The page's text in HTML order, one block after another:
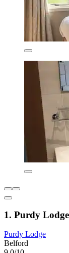
1. Purdy Lodge
Purdy Lodge
Belford